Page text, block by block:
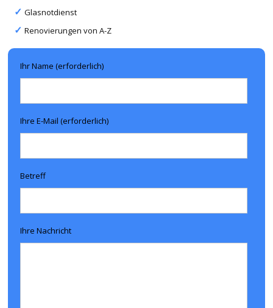
Glasnotdienst
Renovierungen von A-Z
Ihr Name (erforderlich)
Ihre E-Mail (erforderlich)
Betreff
Ihre Nachricht